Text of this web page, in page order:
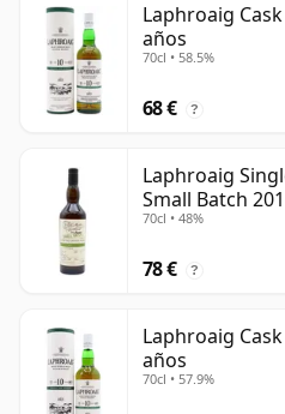
Laphroaig
años
70cl • 58.5%
68 € ?
Laphroaig
Small Batch
70cl • 48%
78 € ?
Laphroaig
años
70cl • 57.9%